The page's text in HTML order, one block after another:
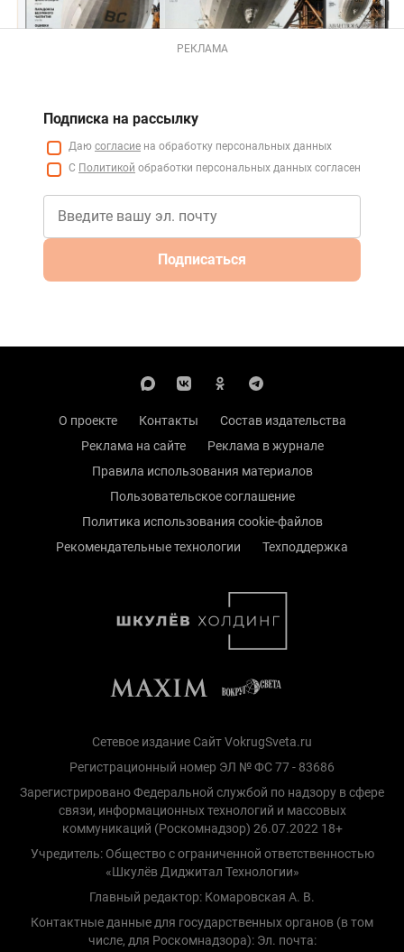
РЕКЛАМА
Подписка на рассылку
Даю согласие на обработку персональных данных
С Политикой обработки персональных данных согласен
Подписаться
О проекте Контакты
Состав издательства
Реклама на сайте
Реклама в журнале
Правила использования материалов
Пользовательское соглашение
Политика использования cookie-файлов
Рекомендательные технологии
Техподдержка
Сетевое издание Сайт VokrugSveta.ru
Регистрационный номер ЭЛ № ФС 77 - 83686
Зарегистрировано Федеральной службой по надзору в сфере
связи, информационных технологий и массовых
коммуникаций (Роскомнадзор) 26.07.2022 18+
Учредитель: Общество с ограниченной ответственностью
«Шкулёв Диджитал Технологии»
Главный редактор: Комаровская А. В.
Контактные данные для государственных органов (в том
числе, для Роскомнадзора): Эл. почта: